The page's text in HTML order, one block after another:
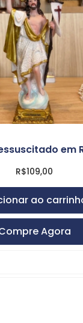
em
R$109,00
ao
Agora